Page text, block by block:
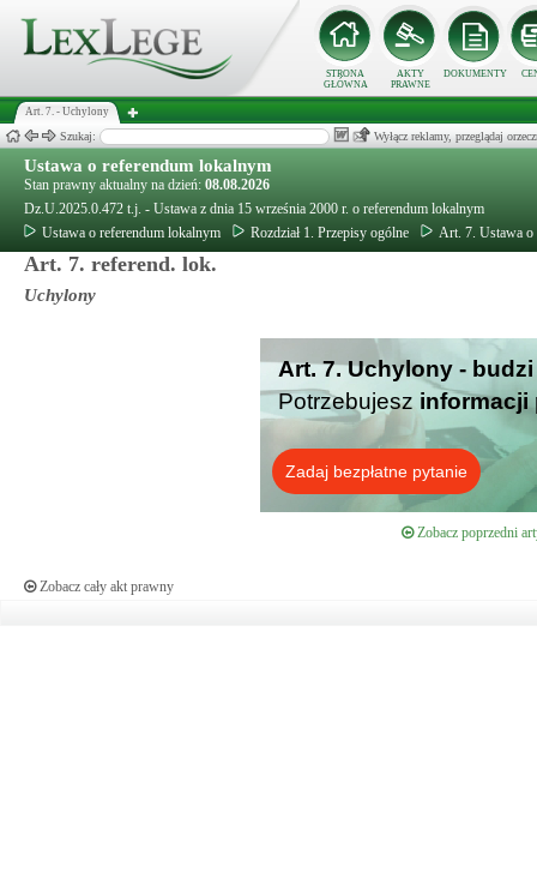
STRONA
GŁÓWNA
AKTY
PRAWNE
DOKUMENTY
Art. 7. - Uchylony
Szukaj: Wyłącz reklamy, przeglądaj
Ustawa o referendum lokalnym
Stan prawny aktualny na dzień: 08.08.2026
Dz.U.2025.0.472 t.j. - Ustawa z dnia 15 września 2000 r. o referendum lokalnym
Ustawa o referendum lokalnym
Rozdział 1. Przepisy ogólne Art. 7. Ustawa o
Art. 7. referend. lok.
Uchylony
Art. 7. Uchylony -
Potrzebujesz informacji
Zadaj bezpłatne pytanie
Zobacz poprzedni
Zobacz cały akt prawny